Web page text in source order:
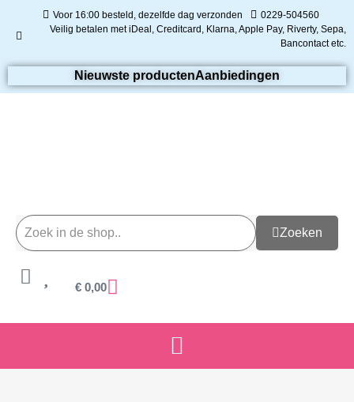
Voor 16:00 besteld, dezelfde dag verzonden
0229-504560
Veilig betalen met iDeal, Creditcard, Klarna, Apple Pay, Riverty, Sepa,
Bancontact etc.
Nieuwste productenAanbiedingen
Zoeken
€ 0,00